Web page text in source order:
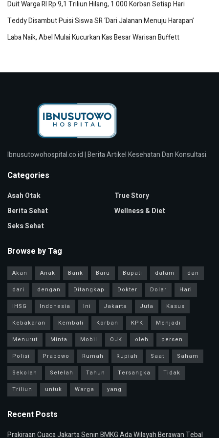
Duit Warga RI Rp 9,1 Triliun Hilang, 1.000 Korban Setiap Hari
Teddy Disambut Puisi Siswa SR ‘Dari Jalanan Menuju Harapan’
Laba Naik, Abel Mulai Kucurkan Kas Besar Warisan Buffett
Ibnusutowohospital.co.id | Berita Artikel Kesehatan Dan Konsultasi.
Categories
Asah Otak
Berita Sehat
Seks Sehat
True Story
Wellness & Diet
Browse by Tag
Akan Anak Bank Baru Bupati dalam
dan
dari
dengan Ditangkap Dokter Dolar
Hari
IHSG
Indonesia Ini Jakarta Juta
Kasus
Kebakaran
Kembali Korban KPK
Menjadi
Menurut
Minta Mobil OJK oleh
persen
Polisi
Prabowo Rumah Rupiah Saat
Saham
Sekolah
Setelah Tahun Tersangka
Tidak
Triliun
untuk Warga yang
Recent Posts
Prakiraan Cuaca Jakarta Senin BMKG Ada Wilayah Berawan Tebal